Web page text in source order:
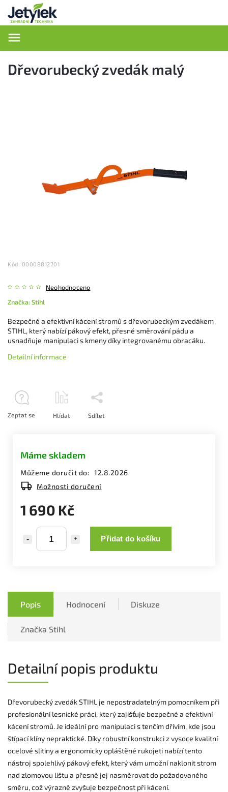
Dřevorubecký zvedák malý
Kód: 00008812701
Neohodnoceno
Značka:Stihl
1 690 Kč
Přidat do košíku
Máme skladem
Můžeme doručit do: 12.8.2026
Možnosti doručení
Bezpečné a efektivní kácení stromů s dřevorubeckým zvedákem
STIHL, který nabízí pákový efekt, přesné směrování pádu a
usnadňuje manipulaci s kmeny díky integrovanému obracáku.
Detailní informace
Zeptat se Hlídat Sdílet
Popis Hodnocení Diskuze
Značka Stihl
Detailní popis produktu
Dřevorubecký zvedák STIHL je nepostradatelným pomocníkem při
profesionální lesnické práci, který zajišťuje bezpečné a efektivní
kácení stromů. Je ideální pro manipulaci s tenčím dřívím, kde jsou
štípací klíny nepraktické. Díky robustní konstrukci z vysoce kvalitní
ocelové slitiny a ergonomicky opláštěné rukojeti nabízí tento
nástroj spolehlivý pákový efekt, který vám umožní naklonit strom
nad zlomovou lištu a přesně jej nasměrovat do požadovaného
směru, což výrazně zvyšuje bezpečnost při kácení.